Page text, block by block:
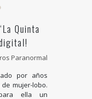
Quinta
Paranormal
por años
mujer-lobo.
ella un